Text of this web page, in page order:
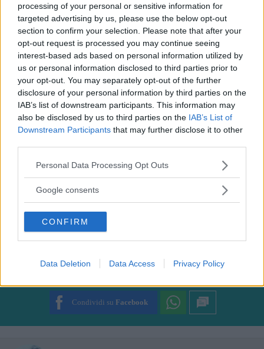
processing of your personal or sensitive information for
targeted advertising by us, please use the below opt-out
section to confirm your selection. Please note that after your
opt-out request is processed you may continue seeing
interest-based ads based on personal information utilized by
us or personal information disclosed to third parties prior to
your opt-out. You may separately opt-out of the further
disclosure of your personal information by third parties on the
IAB’s list of downstream participants. This information may
also be disclosed by us to third parties on the IAB’s List of
Downstream Participants that may further disclose it to other
Please note that this website/app uses one or more Google
not limited to your visit or usage behaviour. You may click to
use your data for below specified purposes in below Google
consent section.
Personal Data Processing Opt Outs
Google consents
CONFIRM
Data Deletion Data Access Privacy Policy
Qualora la richiesta dovesse trovare riscontro
positivo,Netflix avviserà l’utente tramite
un’email.
Per fare la richiesta è sufficiente cliccare su
questolink. Una volta effettuato l’accesso al
proprio account Netflix, è possibile suggerire
fino a tre titoli.
Seguici anche su Google News!
Condividi su Facebook